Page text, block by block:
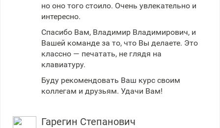
но оно того стоило. Очень увлекательно и
интересно.
Спасибо Вам, Владимир Владимирович, и
Вашей команде за то, что Вы делаете. Это
классно — печатать, не глядя на
клавиатуру.
Буду рекомендовать Ваш курс своим
коллегам и друзьям. Удачи Вам!
Гарегин Степанович